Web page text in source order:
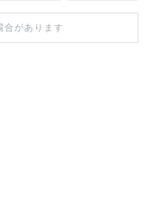
合があります